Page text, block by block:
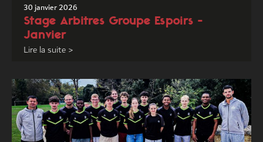
30 janvier 2026
Stage Arbitres Groupe Espoirs –
Janvier
Lire la suite >